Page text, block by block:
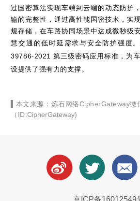
过国密算法实现车端到云端的动态防护
输的完整性，通过高性能国密技术，实
规存储，在车路协同场景中达成微秒级
慧交通的低时延需求与安全防护强度。
39786-2021 第三级密码应用标准，为
设提供了强有力的支撑。
本文来源：炼石网络CipherGateway微
（ID:CipherGateway)